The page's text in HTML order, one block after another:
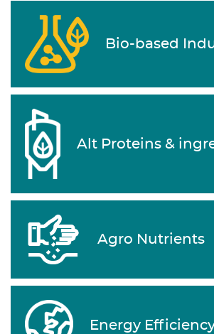
Bio-based
Alt Proteins &
Agro Nutrients
Energy